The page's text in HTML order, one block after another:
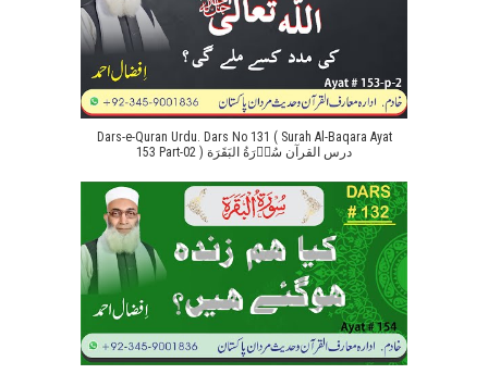
Dars-e-Quran Urdu. Dars No 131 ( Surah Al-Baqara Ayat
153 Part-02 ) درس القرآن سُوۡرَةُ البَقَرَة